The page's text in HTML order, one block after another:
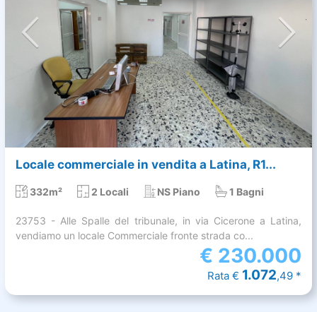
Locale commerciale in vendita a Latina, R1...
332m² 2 Locali NS Piano 1 Bagni
23753 - Alle Spalle del tribunale, in via Cicerone a Latina,
vendiamo un locale Commerciale fronte strada co...
€ 230.000
Rata € 1.072,49 *